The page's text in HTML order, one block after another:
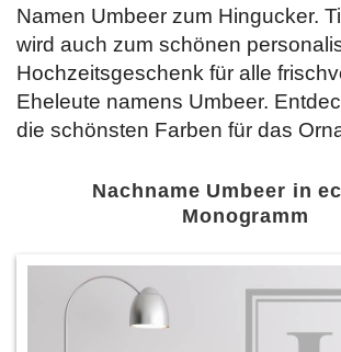
Namen Umbeer zum Hingucker.
wird auch zum schönen
Hochzeitsgeschenk für alle
Eheleute namens Umbeer.
die schönsten Farben für das
Nachname Umbeer in
Monogramm